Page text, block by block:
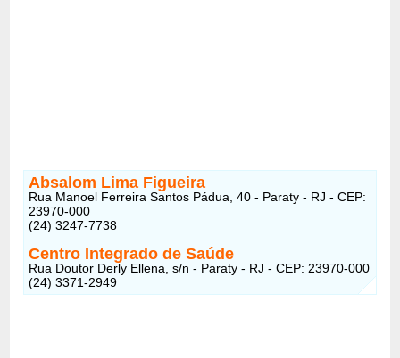
Absalom Lima Figueira
Rua Manoel Ferreira Santos Pádua, 40 - Paraty - RJ - CEP:
23970-000
(24) 3247-7738
Centro Integrado de Saúde
Rua Doutor Derly Ellena, s/n - Paraty - RJ - CEP: 23970-000
(24) 3371-2949